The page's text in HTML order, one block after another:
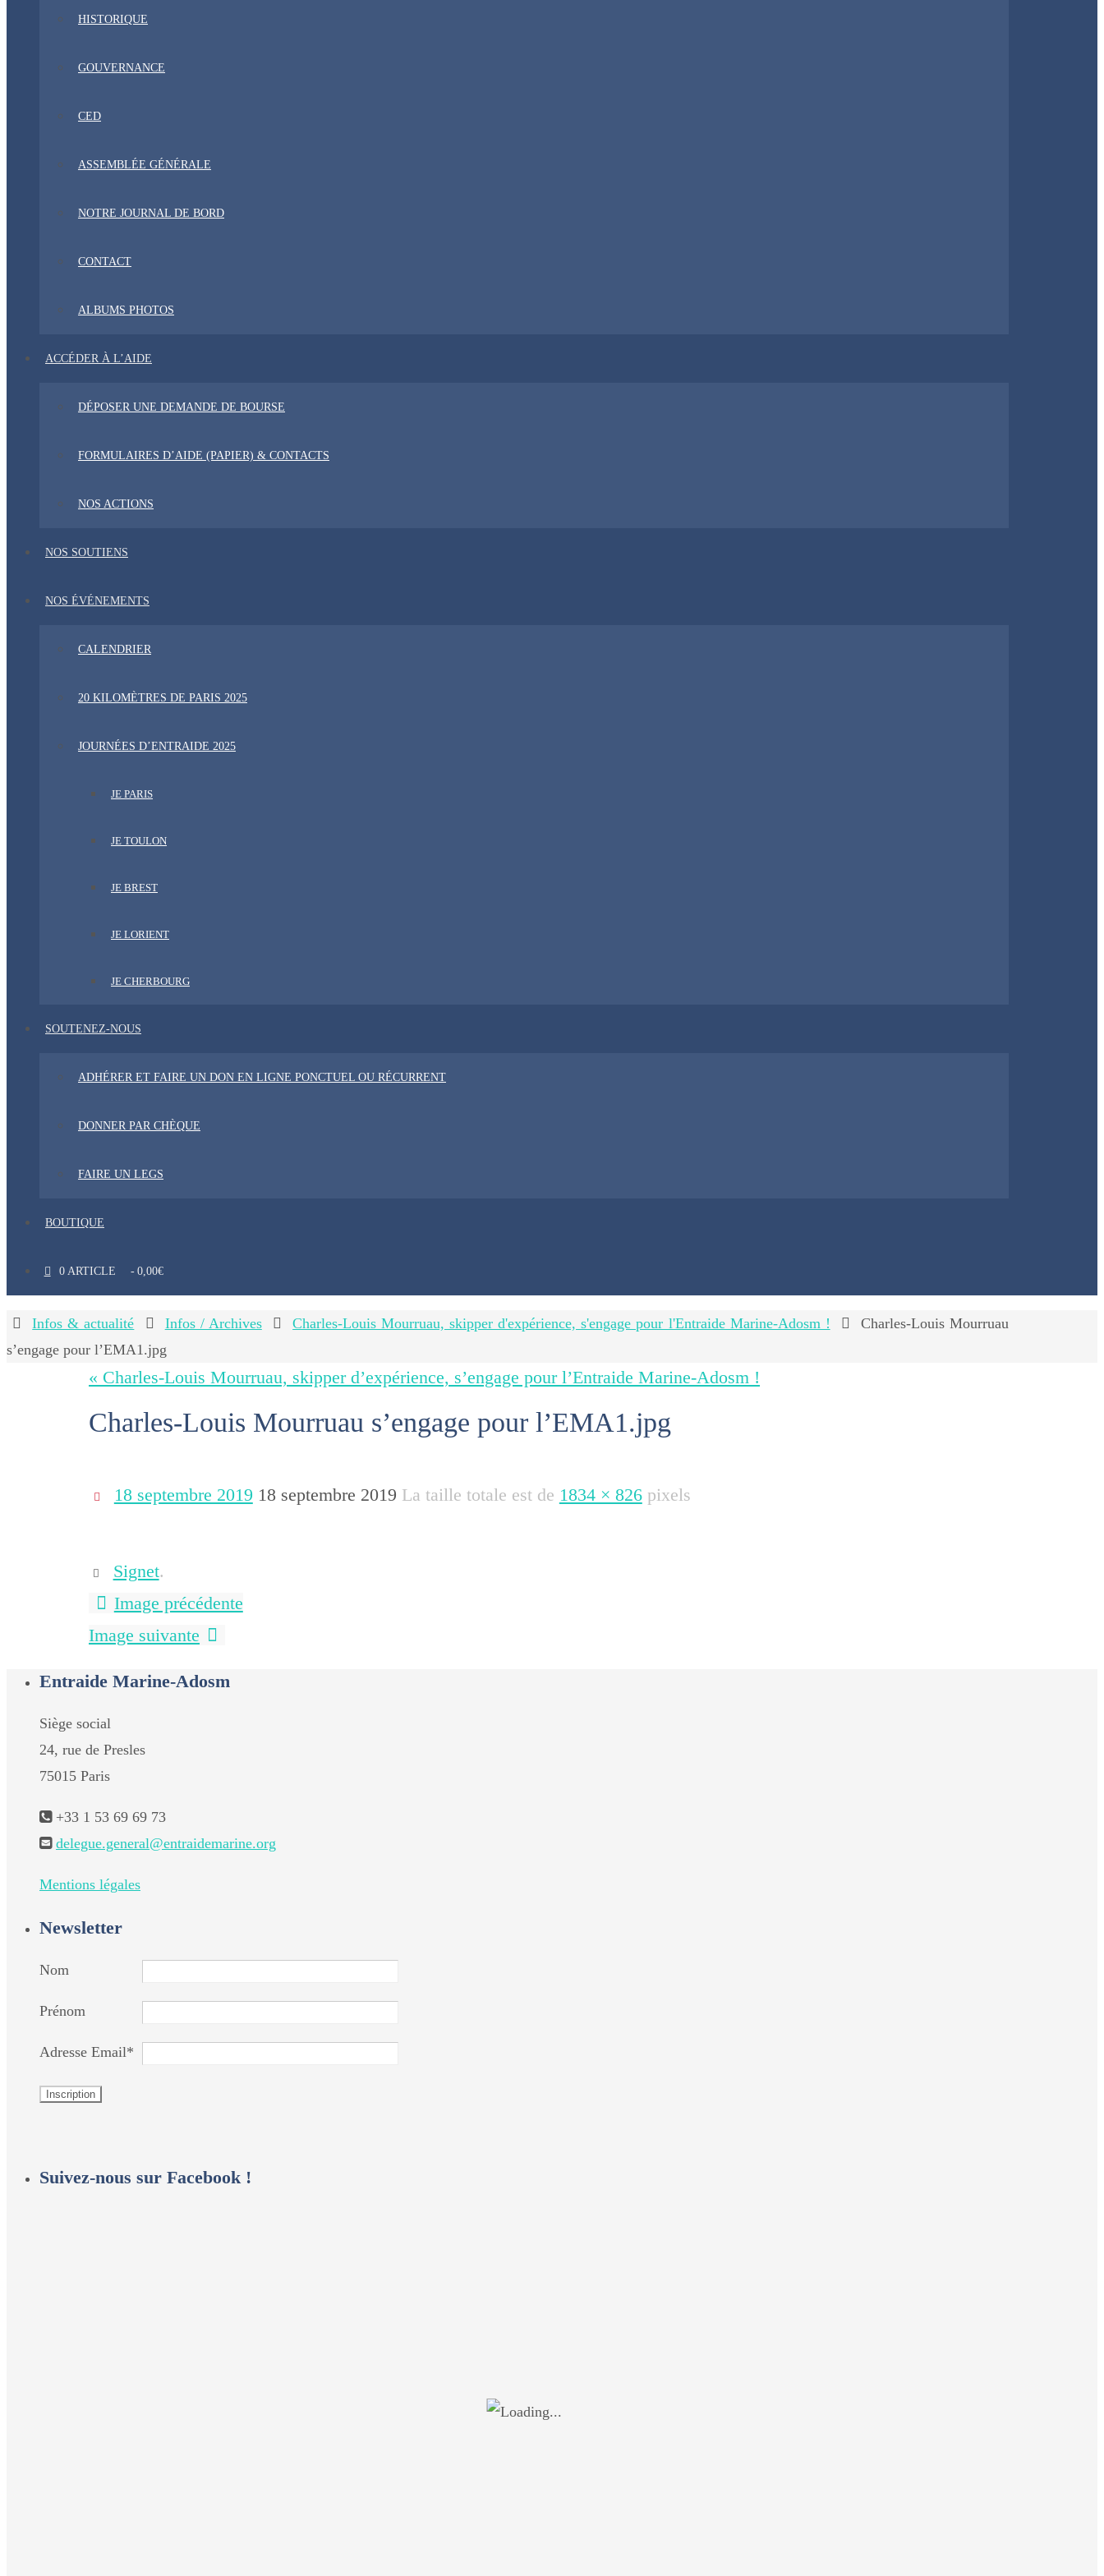
HISTORIQUE
GOUVERNANCE
CED
ASSEMBLÉE GÉNÉRALE
NOTRE JOURNAL DE BORD
CONTACT
ALBUMS PHOTOS
ACCÉDER À L’AIDE
DÉPOSER UNE DEMANDE DE BOURSE
FORMULAIRES D’AIDE (PAPIER) & CONTACTS
NOS ACTIONS
NOS SOUTIENS
NOS ÉVÉNEMENTS
CALENDRIER
20 KILOMÈTRES DE PARIS 2025
JOURNÉES D’ENTRAIDE 2025
JE PARIS
JE TOULON
JE BREST
JE LORIENT
JE CHERBOURG
SOUTENEZ-NOUS
ADHÉRER ET FAIRE UN DON EN LIGNE PONCTUEL OU RÉCURRENT
DONNER PAR CHÈQUE
FAIRE UN LEGS
BOUTIQUE
0 ARTICLE 0,00€
HomeInfos & actualité Infos / Archives Charles-Louis Mourruau, skipper d'expérience, s'engage pour l'Entraide Marine-Adosm !
Charles-Louis Mourruau
s’engage pour l’EMA1.jpg
« Charles-Louis Mourruau, skipper d’expérience, s’engage pour l’Entraide Marine-Adosm !
Charles-Louis Mourruau s’engage pour l’EMA1.jpg
18 septembre 2019 18 septembre 2019 La taille totale est de 1834 × 826pixels
Signet.
Image précédente
Image suivante
Entraide Marine-Adosm
Siège social
24, rue de Presles
75015 Paris
+33 1 53 69 69 73
delegue.general@entraidemarine.org
Mentions légales
Newsletter
Nom
Prénom
Adresse Email*
Suivez-nous sur Facebook !